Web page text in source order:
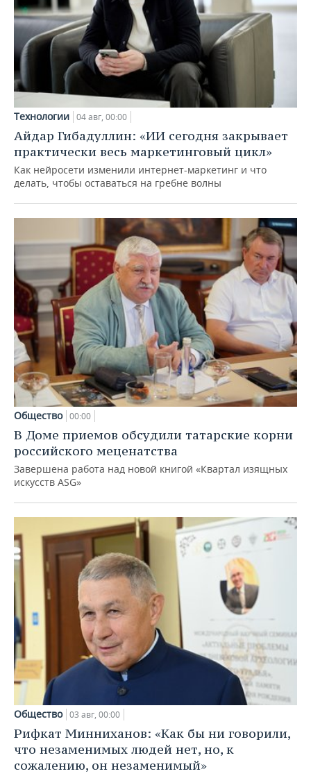
Технологии 04 авг, 00:00
Айдар Гибадуллин: «ИИ сегодня закрывает
практически весь маркетинговый цикл»
Как нейросети изменили интернет-маркетинг и что
делать, чтобы оставаться на гребне волны
Общество 00:00
В Доме приемов обсудили татарские корни
российского меценатства
Завершена работа над новой книгой «Квартал изящных
искусств ASG»
Общество 03 авг, 00:00
Рифкат Минниханов: «Как бы ни говорили,
что незаменимых людей нет, но, к
сожалению, он незаменимый»